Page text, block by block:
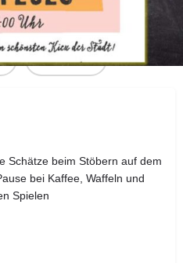
Melden
Schätze beim Stöbern auf dem
bei Kaffee, Waffeln und
Spielen